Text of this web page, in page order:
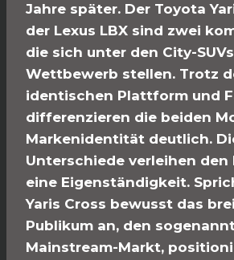
Jahre später. Der Toyota
der Lexus LBX sind zwei
die sich unter den City-
Wettbewerb stellen. Trotz
identischen Plattform und
differenzieren die beiden
Markenidentität deutlich.
Unterschiede verleihen den
eine Eigenständigkeit.
Yaris Cross bewusst das
Publikum an, den
Mainstream-Markt,